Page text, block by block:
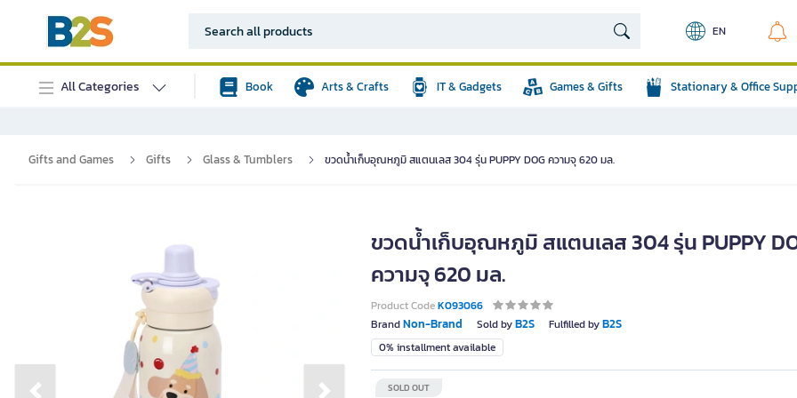
EN
All Categories Book Arts & Crafts IT & Gadgets Games & Gifts Stationary & Office
Gifts and Games Gifts Glass & Tumblers ขวดน้ำเก็บอุณหภูมิ สแตนเลส 304 รุ่น PUPPY DOG ความจุ 620 มล.
ขวดน้ำเก็บอุณหภูมิ สแตนเลส 304 รุ่น PUPPY
ความจุ 620 มล.
Product CodeK093066
BrandNon-Brand Sold byB2S Fulfilled byB2S
0% installment available
SOLD OUT